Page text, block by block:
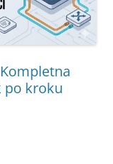
po kroku